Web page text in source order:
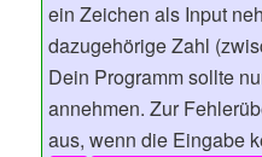
ein Zeichen als Input
dazugehörige Zahl
Dein Programm sollte
annehmen. Zur
aus, wenn die Eingabe